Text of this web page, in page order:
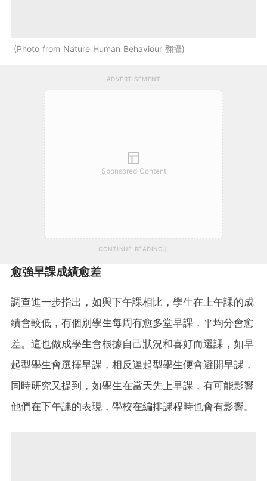
Photo from Nature Human Behaviour 翻攝
ADVERTISEMENT
Sponsored Content
CONTINUE READING
愈強早課成績愈差
調查進一步指出，如與下午課相比，學生在上午課的成
績會較低，有個別學生每周有愈多堂早課，平均分會愈
差。這也做成學生會根據自己狀況和喜好而選課，如早
起型學生會選擇早課，相反遲起型學生便會避開早課，
同時研究又提到，如學生在當天先上早課，有可能影響
他們在下午課的表現，學校在編排課程時也會有影響。